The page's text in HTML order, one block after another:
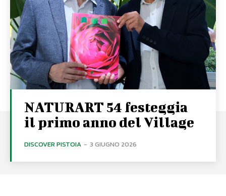
NATURART 54 festeggia
il primo anno del Village
DISCOVER PISTOIA - 3 GIUGNO 2026